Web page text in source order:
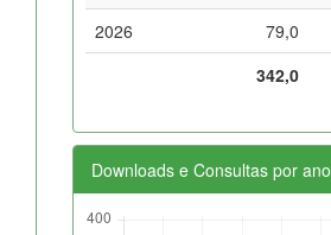
2026
79,0
342,0
Downloads e Consultas por ano